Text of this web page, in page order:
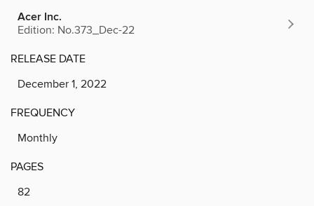
Acer Inc.
Edition: No.373_Dec-22
RELEASE DATE
December 1, 2022
FREQUENCY
Monthly
PAGES
82